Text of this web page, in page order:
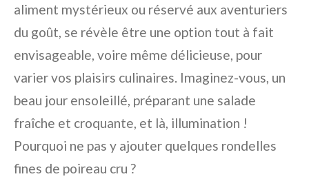
aliment mystérieux ou réservé aux aventuriers
du goût, se révèle être une option tout à fait
envisageable, voire même délicieuse, pour
varier vos plaisirs culinaires. Imaginez-vous, un
beau jour ensoleillé, préparant une salade
fraîche et croquante, et là, illumination !
Pourquoi ne pas y ajouter quelques rondelles
fines de poireau cru ?